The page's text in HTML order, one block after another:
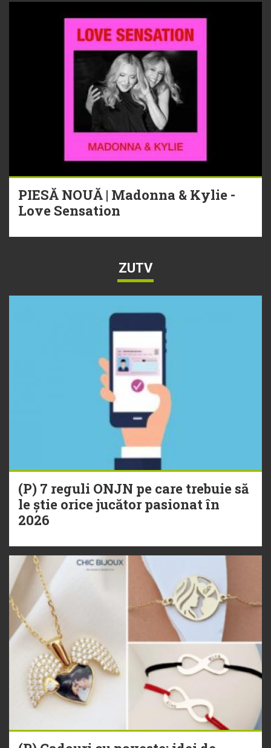
PIESĂ NOUĂ | Madonna & Kylie -
Love Sensation
ZUTV
(P) 7 reguli ONJN pe care trebuie să
le știe orice jucător pasionat în
2026